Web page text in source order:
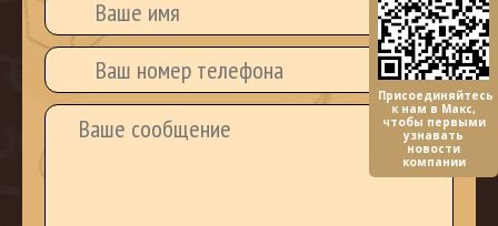
Присоединяйтесь
к нам в Макс,
чтобы первыми
узнавать
новости
компании